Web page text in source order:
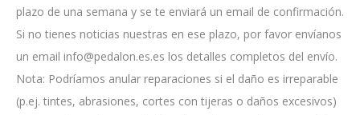
plazo de una semana y se te enviará un email de confirmación.
Si no tienes noticias nuestras en ese plazo, por favor envíanos
un email info@pedalon.es.es los detalles completos del envío.
Nota: Podríamos anular reparaciones si el daño es irreparable
(p.ej. tintes, abrasiones, cortes con tijeras o daños excesivos)